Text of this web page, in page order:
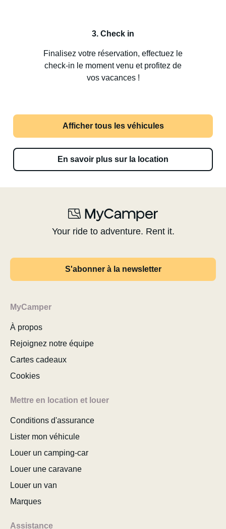
3. Check in
Finalisez votre réservation, effectuez le
check-in le moment venu et profitez de
vos vacances !
Afficher tous les véhicules
En savoir plus sur la location
Your ride to adventure. Rent it.
S'abonner à la newsletter
MyCamper
À propos
Rejoignez notre équipe
Cartes cadeaux
Cookies
Mettre en location et louer
Conditions d'assurance
Lister mon véhicule
Louer un camping-car
Louer une caravane
Louer un van
Marques
Assistance